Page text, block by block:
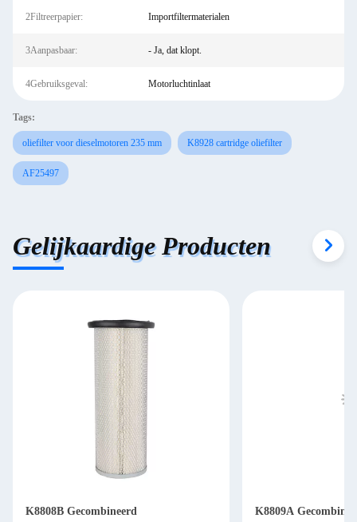
2Filtreerpapier: Importfiltermaterialen
3Aanpasbaar: - Ja, dat klopt.
4Gebruiksgeval: Motorluchtinlaat
Tags:
oliefilter voor dieselmotoren 235 mm K8928 cartridge oliefilter
AF25497
Gelijkaardige Producten
K8808B Gecombineerd
K8809A